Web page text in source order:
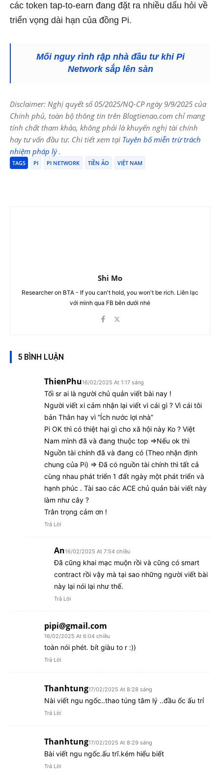
các token tap-to-earn đang đặt ra nhiều dấu hỏi về
triển vọng dài hạn của đồng Pi.
Mối nguy rình rập nhà đầu tư khi Pi
Network sắp lên sàn
Disclaimer: Nghị quyết số 05/2025/NQ-CP ngày 9/9/2025 của
Chính phủ, toàn bộ thông tin trên Blogtienao.com chỉ mang
tính chất tham khảo, không phải là khuyến nghị tài chính
hay tư vấn đầu tư. Chi tiết xem tại Tuyên bố miễn trừ trách
nhiệm pháp lý.
TAGS PI PI NETWORK TIỀN ẢO VIỆT NAM
Shi Mo
Researcher on BTA - If you can't hold, you won't be rich. Liên lạc
với mình qua FB bên dưới nhé
5 BÌNH LUẬN
ThienPhu16/02/2025 At 1:17 sáng
Tối sr ai là người chủ quản viết bài nay !
Người viết xi cảm nhận lại viết vì cái gì ? Vì cái tôi
bản Thân hay vì “Ích nước lợi nhà”
Pi OK thì có thiệt hại gì cho xã hội này Ko ? Việt
Nam mình đã và đang thuộc top =>Nếu ok thì
Nguồn tài chính đã và đang có (Theo nhận định
chung của Pi) => Đã có nguồn tài chính thì tất cả
cùng nhau phát triển 1 đất ngày một phát triển và
hạnh phúc . Tài sao các ACE chủ quản bài viết này
làm như cây ?
Trân trọng cảm ơn !
Trả Lời
An16/02/2025 At 7:54 chiều
Đã cũng khai mạc muộn rồi và cũng có smart
contract rồi vậy mà tại sao những người viết bài
này lại nói lại như thế.
Trả Lời
pipi@gmail.com
16/02/2025 At 6:04 chiều
toàn nói phét. bít giàu to r :))
Trả Lời
Thanhtung17/02/2025 At 8:28 sáng
Nài viết ngu ngốc..thao túng tâm lý ..đầu ốc ấu trỉ
Trả Lời
Thanhtung17/02/2025 At 8:29 sáng
Bài viết ngu ngốc.ấu trĩ.kém hiểu biết
Trả Lời